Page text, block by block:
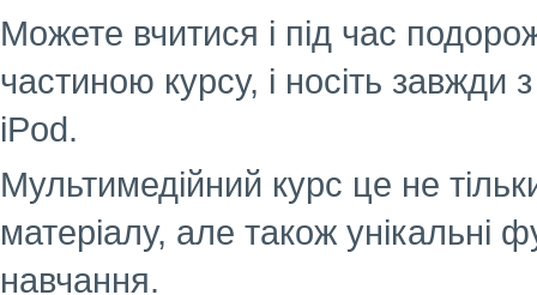
Можете вчитися і під час
частиною курсу, і носіть
iPod.
Мультимедійний курс це не
матеріалу, але також унікальні
навчання.